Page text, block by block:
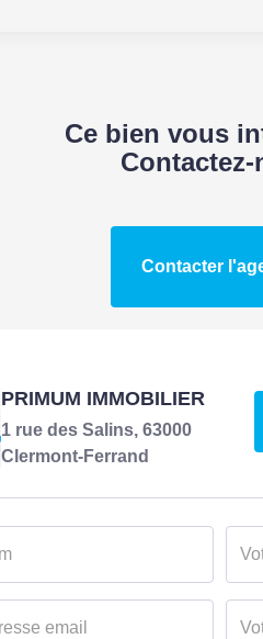
Ce bien vous
Contacter
PRIMUM IMMOBILIER
1 rue des Salins, 63000
Clermont-Ferrand